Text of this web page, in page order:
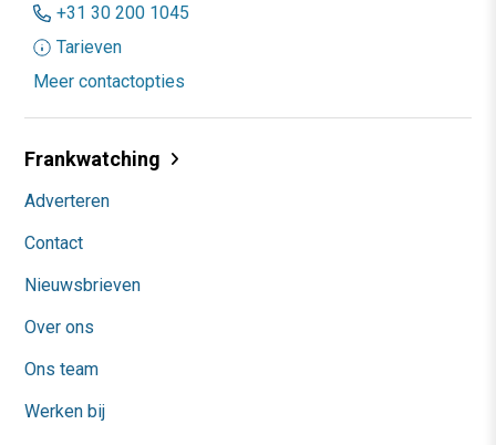
+31 30 200 1045
Tarieven
Meer contactopties
Frankwatching
Adverteren
Contact
Nieuwsbrieven
Over ons
Ons team
Werken bij